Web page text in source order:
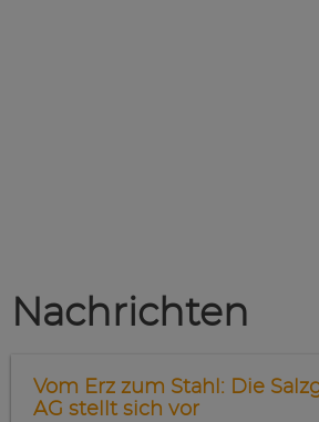
Nachrichten
Vom Erz zum Stahl: Die
AG stellt sich vor